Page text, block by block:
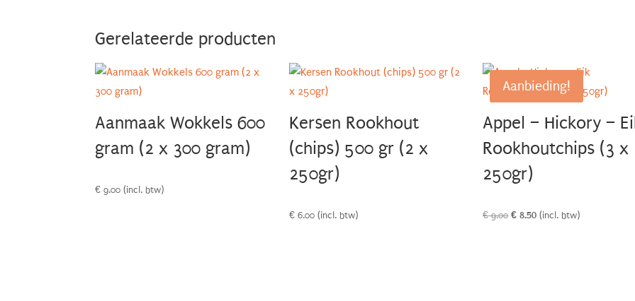
Gerelateerde producten
Aanmaak Wokkels 600
gram (2 x 300 gram)
€ 9.00 (incl. btw)
Kersen Rookhout
(chips) 500 gr (2 x
250gr)
€6.00 (incl. btw)
Aanbieding!
Appel – Hickory –
Rookhoutchips (3 x
250gr)
€9.00 Oorspronkelijke
€ 8.50Huidige
(incl. btw)